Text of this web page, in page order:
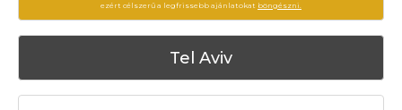
ezért célszerű a legfrissebb ajánlatokat böngészni.
Tel Aviv